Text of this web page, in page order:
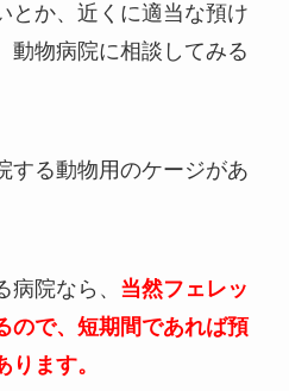
とか、近くに適当な預け
動物病院に相談してみる
する動物用のケージがあ
院なら、 当然フェレッ
ので、短期間であれば預
ます。